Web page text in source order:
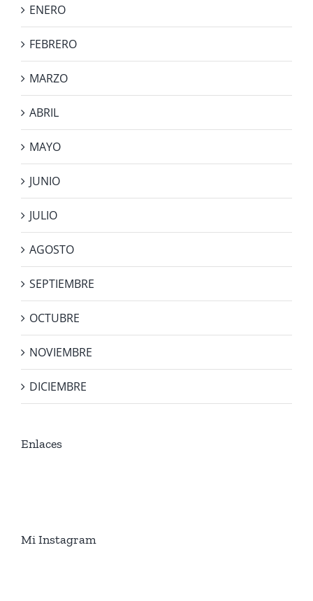
ENERO
FEBRERO
MARZO
ABRIL
MAYO
JUNIO
JULIO
AGOSTO
SEPTIEMBRE
OCTUBRE
NOVIEMBRE
DICIEMBRE
Enlaces
Mi Instagram